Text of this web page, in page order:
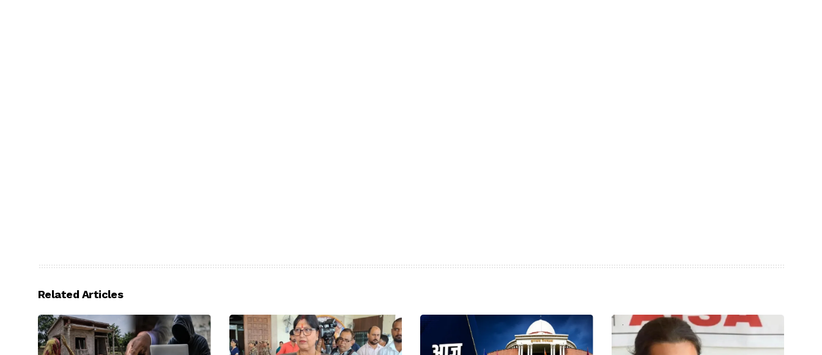
Related Articles